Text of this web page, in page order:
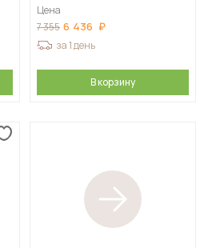
Цена
7 355 6 436
за 1 день
В корзину